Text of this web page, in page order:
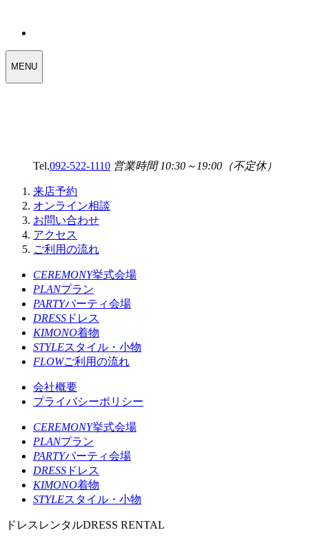
SELECT
MENU
Tel.092-522-1110 営業時間 10:30～19:00（不定休）
来店予約
オンライン相談
お問い合わせ
アクセス
ご利用の流れ
CEREMONY挙式会場
PLANプラン
PARTYパーティ会場
DRESS ドレス
KIMONO着物
STYLEスタイル・小物
FLOWご利用の流れ
会社概要
プライバシーポリシー
CEREMONY挙式会場
PLANプラン
PARTYパーティ会場
DRESS ドレス
KIMONO着物
STYLEスタイル・小物
ドレスレンタルDRESS RENTAL